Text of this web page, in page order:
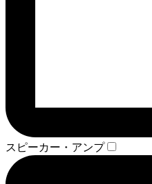
スピーカー・アンプ